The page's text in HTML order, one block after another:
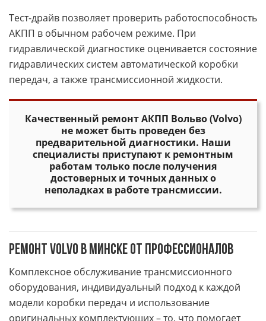
Тест-драйв позволяет проверить работоспособность
АКПП в обычном рабочем режиме. При
гидравлической диагностике оценивается состояние
гидравлических систем автоматической коробки
передач, а также трансмиссионной жидкости.
Качественный ремонт АКПП Вольво (Volvo)
не может быть проведен без
предварительной диагностики. Наши
специалисты приступают к ремонтным
работам только после получения
достоверных и точных данных о
неполадках в работе трансмиссии.
Ремонт Volvo в Минске от профессионалов
Комплексное обслуживание трансмиссионного
оборудования, индивидуальный подход к каждой
модели коробки передач и использование
оригинальных комплектующих – то, что помогает